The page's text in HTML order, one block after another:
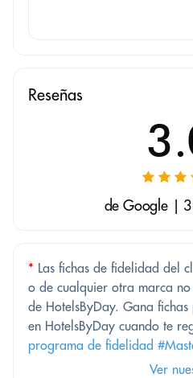
Reseñas
de Google |
* Las fichas de fidelidad del
o de cualquier otra marca
de HotelsByDay. Gana
en HotelsByDay cuando te
programa de fidelidad
Ver